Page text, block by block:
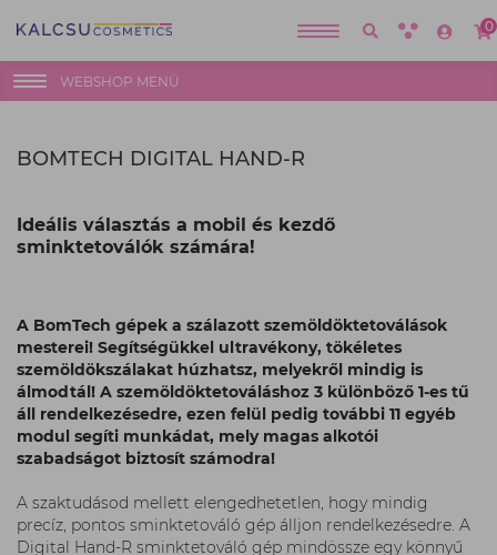
0
WEBSHOP MENÜ
BOMTECH DIGITAL HAND-R
Ideális választás a mobil és kezdő
sminktetoválók számára!
A BomTech gépek a szálazott szemöldöktetoválások
mesterei! Segítségükkel ultravékony, tökéletes
szemöldökszálakat húzhatsz, melyekről mindig is
álmodtál! A szemöldöktetováláshoz 3 különböző 1-es tű
áll rendelkezésedre, ezen felül pedig további 11 egyéb
modul segíti munkádat, mely magas alkotói
szabadságot biztosít számodra!
A szaktudásod mellett elengedhetetlen, hogy mindig
precíz, pontos sminktetováló gép álljon rendelkezésedre. A
Digital Hand-R sminktetováló gép mindössze egy könnyű